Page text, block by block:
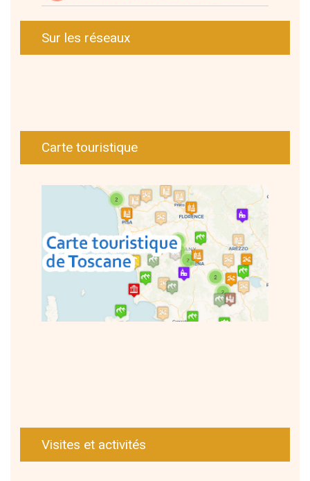
Sur les réseaux
Carte touristique
Visites et activités